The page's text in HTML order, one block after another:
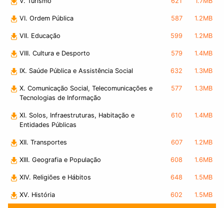
VI. Ordem Pública 587 1.2MB
VII. Educação 599 1.2MB
VIII. Cultura e Desporto 579 1.4MB
IX. Saúde Pública e Assistência Social 632 1.3MB
X. Comunicação Social, Telecomunicações e
Tecnologias de Informação
577 1.3MB
XI. Solos, Infraestruturas, Habitação e
Entidades Públicas
610 1.4MB
XII. Transportes 607 1.2MB
XIII. Geografia e População 608 1.6MB
XIV. Religiões e Hábitos 648 1.5MB
XV. História 602 1.5MB